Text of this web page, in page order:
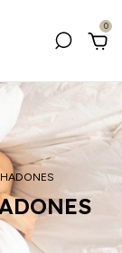
0